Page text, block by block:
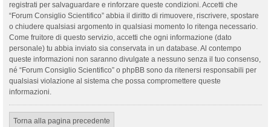
registrati per salvaguardare e rinforzare queste condizioni. Accetti che
“Forum Consiglio Scientifico” abbia il diritto di rimuovere, riscrivere, spostare
o chiudere qualsiasi argomento in qualsiasi momento lo ritenga necessario.
Come fruitore di questo servizio, accetti che ogni informazione (dato
personale) tu abbia inviato sia conservata in un database. Al contempo
queste informazioni non saranno divulgate a nessuno senza il tuo consenso,
né “Forum Consiglio Scientifico” o phpBB sono da ritenersi responsabili per
qualsiasi violazione al sistema che possa compromettere queste
informazioni.
Torna alla pagina precedente